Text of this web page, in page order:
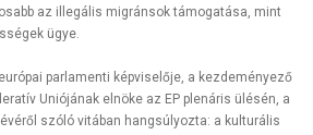
az illegális migránsok támogatása, mint
ügye.
parlamenti képviselője, a kezdeményező
Uniójának elnöke az EP plenáris ülésén, a
szóló vitában hangsúlyozta: a kulturális